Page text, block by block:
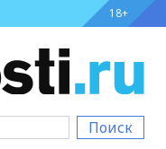
18+
Поиск